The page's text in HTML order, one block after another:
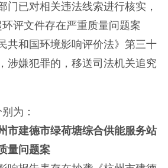
门已对相关违法线索进行核实，
评文件存在严重质量问题案
共和国环境影响评价法》第三十
涉嫌犯罪的，移送司法机关追究
为：
市建德市绿荷塘综合供能服务站
量问题案